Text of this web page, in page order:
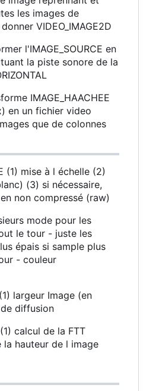
les images de
VIDEO_IMAGE2D
l'IMAGE_SOURCE en
la piste sonore de la
IMAGE_HAACHEE
en un fichier video
que de colonnes
(1) mise à l échelle (2)
(3) si nécessaire,
non compressé (raw)
mode pour les
le tour - juste les
épais si sample plus
- couleur
largeur Image (en
diffusion
calcul de la FTT
hauteur de l image